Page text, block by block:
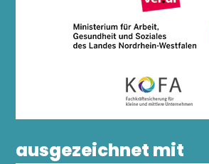
ausgezeichnet mit